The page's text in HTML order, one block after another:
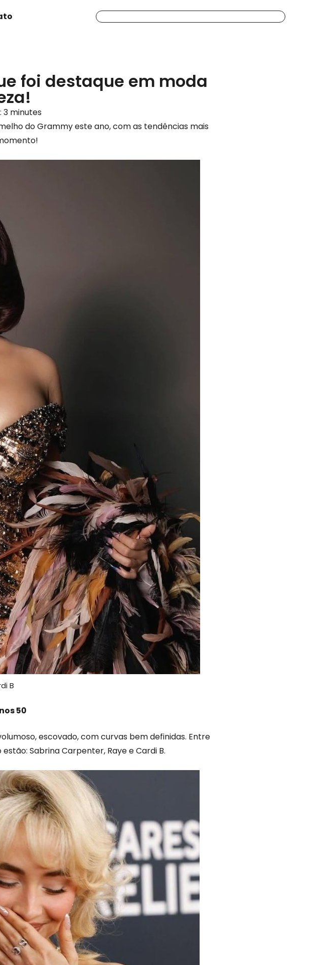
foi destaque em moda
3 minutes
do Grammy este ano, com as tendências mais
B
50
escovado, com curvas bem definidas. Entre
Sabrina Carpenter, Raye e Cardi B.